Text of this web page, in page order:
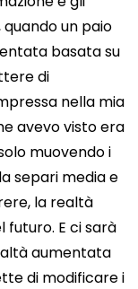
un paio
basata su
di
nella mia
avevo visto era
muovendo i
separi media e
la realtà
E ci sarà
aumentata
di modificare i